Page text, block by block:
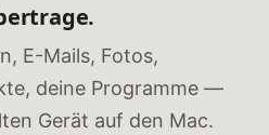
E-Mails, Fotos,
deine Programme —
Gerät auf den Mac.